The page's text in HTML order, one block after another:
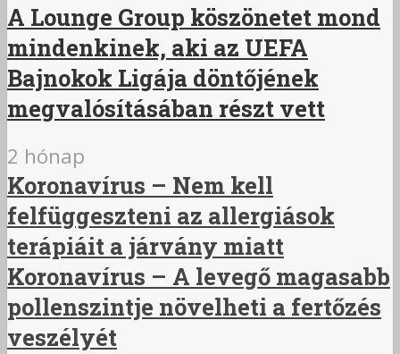
A Lounge Group köszönetet mond
mindenkinek, aki az UEFA
Bajnokok Ligája döntőjének
megvalósításában részt vett
2 hónap
Koronavírus – Nem kell
felfüggeszteni az allergiások
terápiáit a járvány miatt
Koronavírus – A levegő magasabb
pollenszintje növelheti a fertőzés
veszélyét